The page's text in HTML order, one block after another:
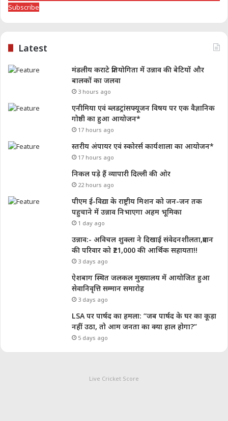
Subscribe
Latest
मंडलीय कराटे प्रतियोगिता में उन्नाव की बेटियों और
बालकों का जलवा
3 hours ago
एनीमिया एवं ब्लडट्रांसफ्यूजन विषय पर एक वैज्ञानिक
गोष्ठी का हुआ आयोजन*
17 hours ago
स्तरीय अंपायर एवं स्कोरर्स कार्यशाला का आयोजन*
17 hours ago
निकल पड़े हैं व्यापारी दिल्ली की ओर
22 hours ago
पीएम ई-विद्या के राष्ट्रीय मिशन को जन-जन तक
पहुचाने में उन्नाव निभाएगा अहम भूमिका
1 day ago
उन्नाव:- अविचल शुक्ला ने दिखाई संवेदनशीलता,प्रदान
की परिवार को ₹21,000 की आर्थिक सहायता!!
3 days ago
ऐशबाग स्थित जलकल मुख्यालय में आयोजित हुआ
सेवानिवृत्ति सम्मान समारोह
3 days ago
LSA पर पार्षद का हमला: “जब पार्षद के घर का कूड़ा
नहीं उठा, तो आम जनता का क्या हाल होगा?”
5 days ago
Live Cricket Score